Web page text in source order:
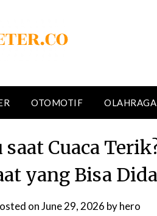
OTOMOTIF OLAHRAGA
Cuaca
yang Bisa
onJune 29, 2026 byhero